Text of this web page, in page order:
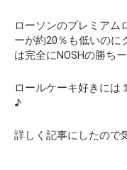
ローソンのプレミアム
ーが約20％も低いのに
は完全にNOSHの勝ちー
ロールケーキ好きには
♪
詳しく記事にしたので